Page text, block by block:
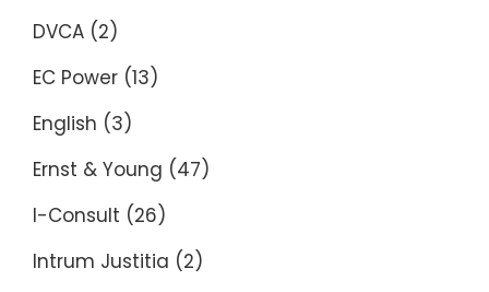
DVCA (2)
EC Power (13)
English (3)
Ernst & Young (47)
I-Consult (26)
Intrum Justitia (2)